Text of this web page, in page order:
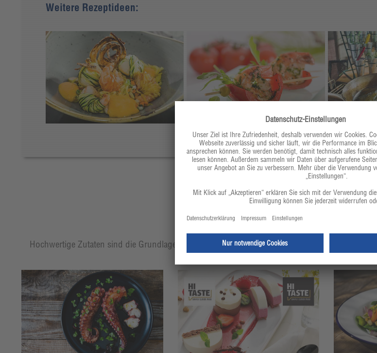
Weitere Rezeptideen:
Perfekt für jedes
Hochwertige Zutaten sind die Grundlage eines jeden gelungenen Rezeptes. Entdecken Sie